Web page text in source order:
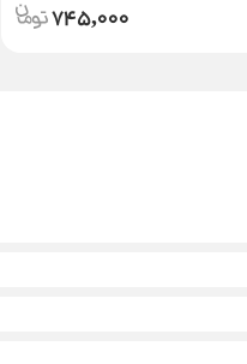
745,000